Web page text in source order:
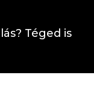
Téged is